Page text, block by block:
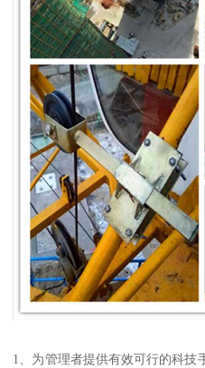
1、为管理者提供有效可行的科技